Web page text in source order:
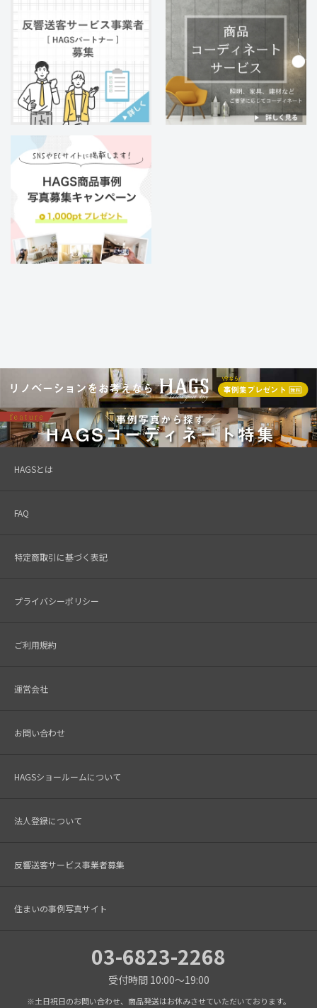
HAGSとは
FAQ
特定商取引に基づく表記
プライバシーポリシー
ご利用規約
運営会社
お問い合わせ
HAGSショールームについて
法人登録について
反響送客サービス事業者募集
住まいの事例写真サイト
03-6823-2268
受付時間 10:00～19:00
※土日祝日のお問い合わせ、商品発送はお休みさせていただいております。